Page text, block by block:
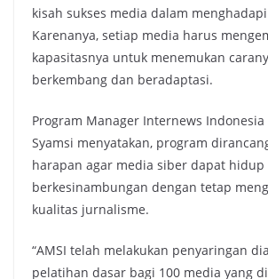
kisah sukses media dalam
Karenanya, setiap media harus
kapasitasnya untuk menemukan
berkembang dan beradaptasi.
Program Manager Internews Indonesia
Syamsi menyatakan, program
harapan agar media siber dapat hidup
berkesinambungan dengan tetap
kualitas jurnalisme.
“AMSI telah melakukan penyaringan
pelatihan dasar bagi 100 media yang